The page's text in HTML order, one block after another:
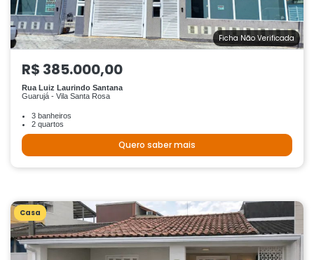
Ficha Não Verificada
R$ 385.000,00
Rua Luiz Laurindo Santana
Guarujá - Vila Santa Rosa
3 banheiros
2 quartos
Quero saber mais
Casa